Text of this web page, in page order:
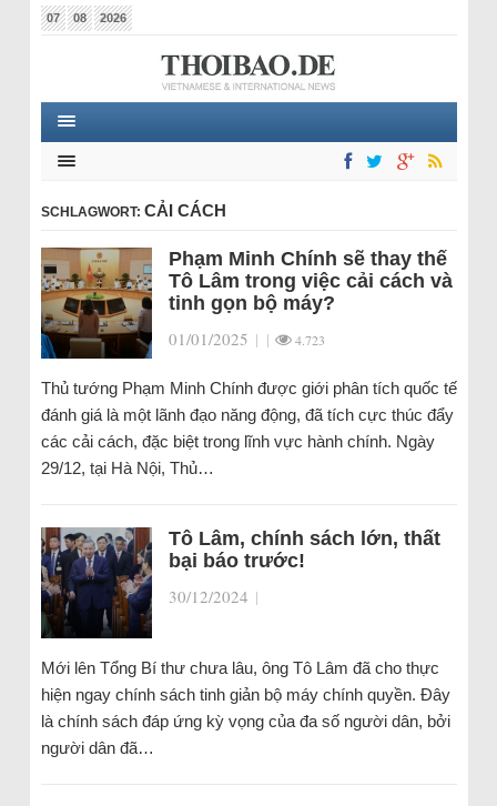
07 08 2026
SCHLAGWORT: CẢI CÁCH
Phạm Minh Chính sẽ thay thế
Tô Lâm trong việc cải cách và
tinh gọn bộ máy?
01/01/2025 | | 4.723
Thủ tướng Phạm Minh Chính được giới phân tích quốc tế
đánh giá là một lãnh đạo năng động, đã tích cực thúc đẩy
các cải cách, đặc biệt trong lĩnh vực hành chính. Ngày
29/12, tại Hà Nội, Thủ…
Tô Lâm, chính sách lớn, thất
bại báo trước!
30/12/2024 |
Mới lên Tổng Bí thư chưa lâu, ông Tô Lâm đã cho thực
hiện ngay chính sách tinh giản bộ máy chính quyền. Đây
là chính sách đáp ứng kỳ vọng của đa số người dân, bởi
người dân đã…